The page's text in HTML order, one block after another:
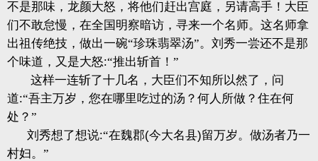
不是那味，龙颜大怒，将他们赶出宫庭，另请高手！大臣
们不敢怠慢，在全国明察暗访，寻来一个名师。这名师拿
出祖传绝技，做出一碗“珍珠翡翠汤”。刘秀一尝还不是那
个味道，又是大怒:“推出斩首！”
这样一连斩了十几名，大臣们不知所以然了，问
道:“吾主万岁，您在哪里吃过的汤？何人所做？住在何
处？”
刘秀想了想说:“在魏郡(今大名县)留万岁。做汤者乃一
村妇。”